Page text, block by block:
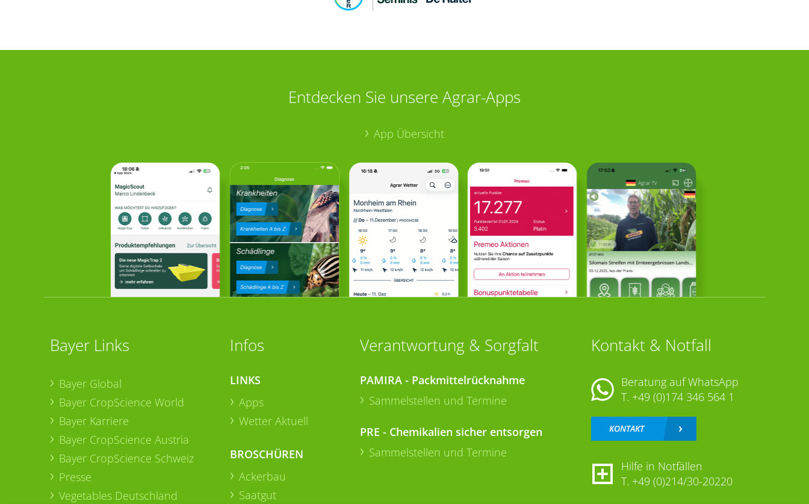
Entdecken Sie unsere Agrar-Apps
App Übersicht
Bayer Links
Bayer Global
Bayer CropScience World
Bayer Karriere
Bayer CropScience Austria
Bayer CropScience Schweiz
Presse
Vegetables Deutschland
Infos
LINKS
Apps
Wetter Aktuell
BROSCHÜREN
Ackerbau
Saatgut
Verantwortung & Sorgfalt
PAMIRA - Packmittelrücknahme
Sammelstellen und Termine
PRE - Chemikalien sicher entsorgen
Sammelstellen und Termine
Kontakt & Notfall
Beratung auf WhatsApp
T. +49 (0)174 346 564 1
KONTAKT
Hilfe in Notfällen
T. +49 (0)214/30-20220